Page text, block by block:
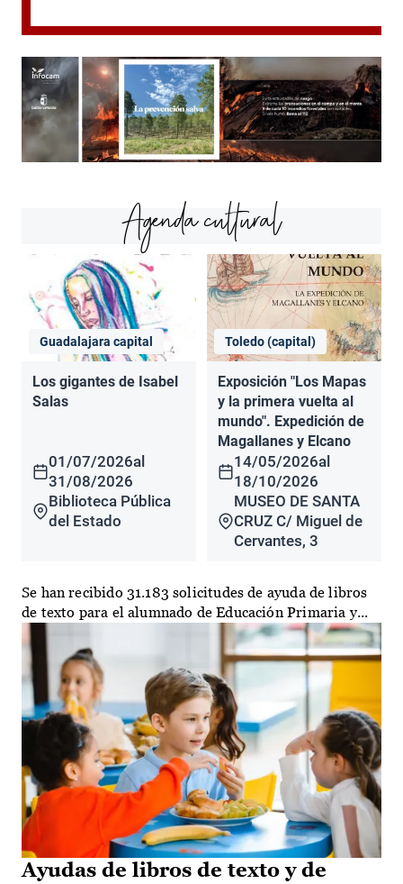
Agenda cultural
Guadalajara capital
Los gigantes de Isabel
Salas
01/07/2026al
31/08/2026
Biblioteca Pública
del Estado
Toledo (capital)
Exposición "Los Mapas
y la primera vuelta al
mundo". Expedición de
Magallanes y Elcano
14/05/2026al
18/10/2026
MUSEO DE SANTA
CRUZ C/ Miguel de
Cervantes, 3
Ayudas de libros de texto y de
Se han recibido 31.183 solicitudes de ayuda de libros
de texto para el alumnado de Educación Primaria y...